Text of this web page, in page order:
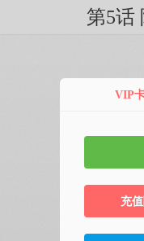
第5话
VIP
充